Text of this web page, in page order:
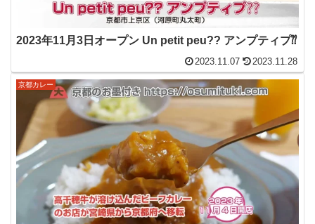
2023年11月3日オープン Un petit peu?? アンプティプ⁇
2023.11.07 2023.11.28
京都カレー